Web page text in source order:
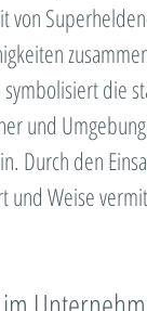
von
die
und
Durch den
und Weise